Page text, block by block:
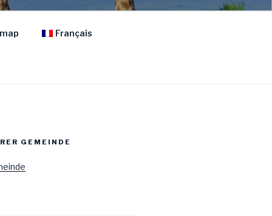
Français
GEMEINDE